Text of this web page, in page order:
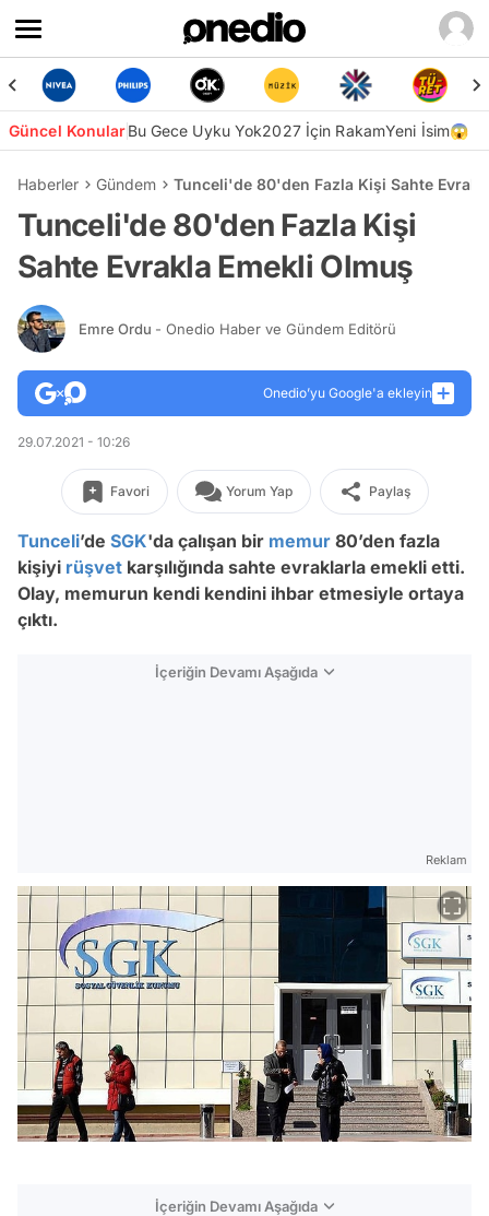
Güncel KonularBu Gece Uyku Yok2027 İçin RakamYeni İsim😱
Haberler Gündem Tunceli'de 80'den Fazla Kişi Sahte
Tunceli'de 80'den Fazla Kişi
Sahte Evrakla Emekli Olmuş
Emre Ordu - Onedio Haber ve Gündem Editörü
Onedio’yu Google'a ekleyin
29.07.2021 - 10:26
Favori Yorum Yap Paylaş
Tunceli’de SGK'da çalışan bir memur 80’den fazla
kişiyi rüşvet karşılığında sahte evraklarla emekli etti.
Olay, memurun kendi kendini ihbar etmesiyle ortaya
çıktı.
İçeriğin Devamı Aşağıda
Reklam
İçeriğin Devamı Aşağıda